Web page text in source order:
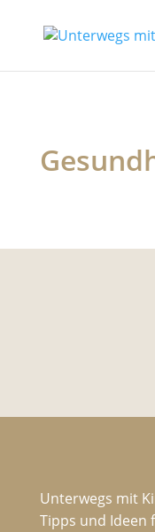
Unterwegs mit
Tipps und Ideen